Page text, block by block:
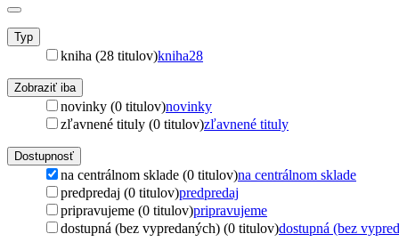
Typ
kniha (28 titulov)kniha28
Zobraziť iba
novinky (0 titulov)novinky
zľavnené tituly (0 titulov)zľavnené tituly
Dostupnosť
na centrálnom sklade (0 titulov)na centrálnom sklade
predpredaj (0 titulov)predpredaj
pripravujeme (0 titulov)pripravujeme
dostupná (bez vypredaných) (0 titulov)dostupná (bez